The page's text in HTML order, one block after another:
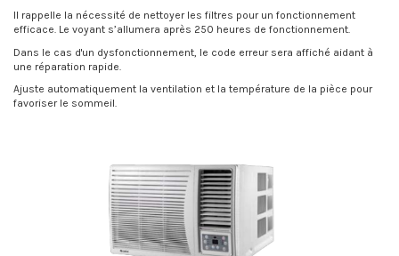
Il rappelle la nécessité de nettoyer les filtres pour un fonctionnement
efficace. Le voyant s’allumera après 250 heures de fonctionnement.
Dans le cas d'un dysfonctionnement, le code erreur sera affiché aidant à
une réparation rapide.
Ajuste automatiquement la ventilation et la température de la pièce pour
favoriser le sommeil.